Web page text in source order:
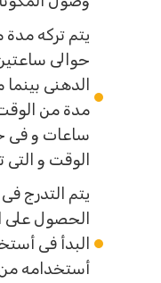
يتم تركه
حوالى
الدهنى
ساعات و فى
الوقت و
يتم التدرج
الحصول على
البدأ فى